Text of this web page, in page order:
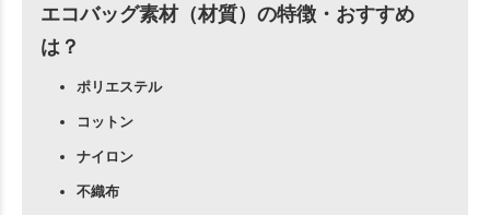
エコバッグ素材（材質）の特徴・おすすめ
は？
ポリエステル
コットン
ナイロン
不織布